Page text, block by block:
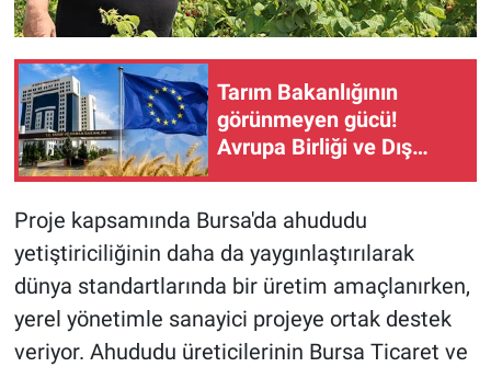
Tarım Bakanlığının
görünmeyen gücü!
Avrupa Birliği ve Dış
ilgilendiriyor?
Proje kapsamında Bursa'da ahududu
yetiştiriciliğinin daha da yaygınlaştırılarak
dünya standartlarında bir üretim amaçlanırken,
yerel yönetimle sanayici projeye ortak destek
veriyor. Ahududu üreticilerinin Bursa Ticaret ve